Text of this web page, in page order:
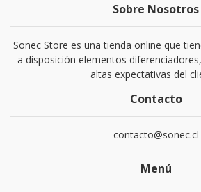
Sobre Nosotros
Sonec Store es una tienda online que
a disposición elementos
altas expectativas del
Contacto
contacto@sonec.cl
Menú